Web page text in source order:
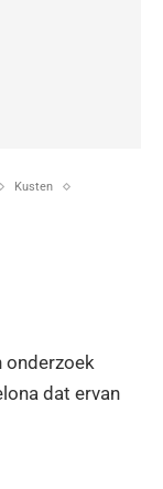
Kusten
onderzoek
dat ervan